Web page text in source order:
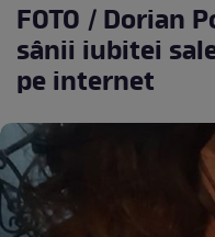
FOTO / Dorian
sânii iubitei
pe internet